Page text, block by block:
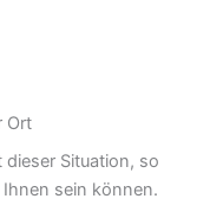
Ort
Situation, so
sein können.